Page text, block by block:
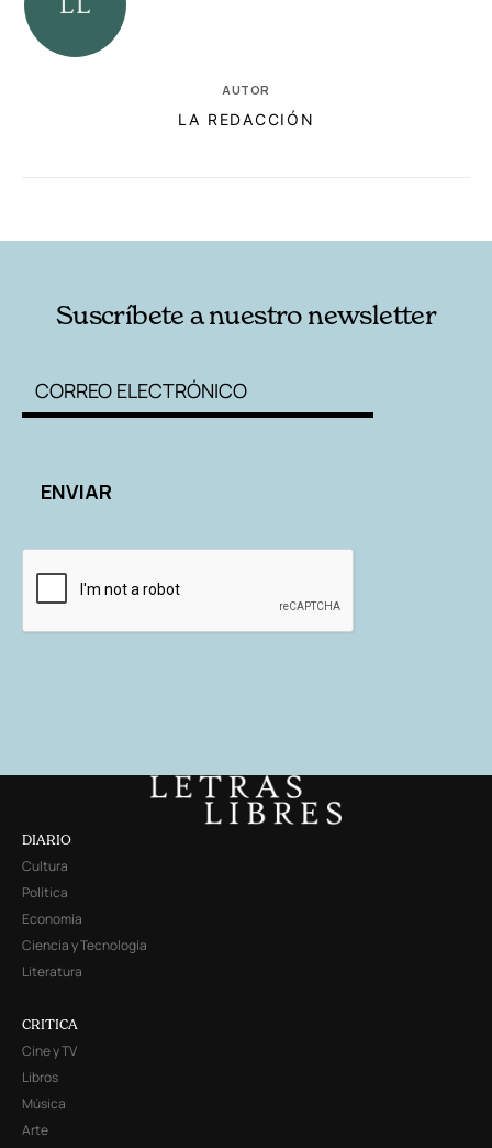
AUTOR
LA REDACCIÓN
Suscríbete a nuestro newsletter
DIARIO
Cultura
Política
Economía
Ciencia y Tecnología
Literatura
CRITICA
Cine y TV
Libros
Música
Arte